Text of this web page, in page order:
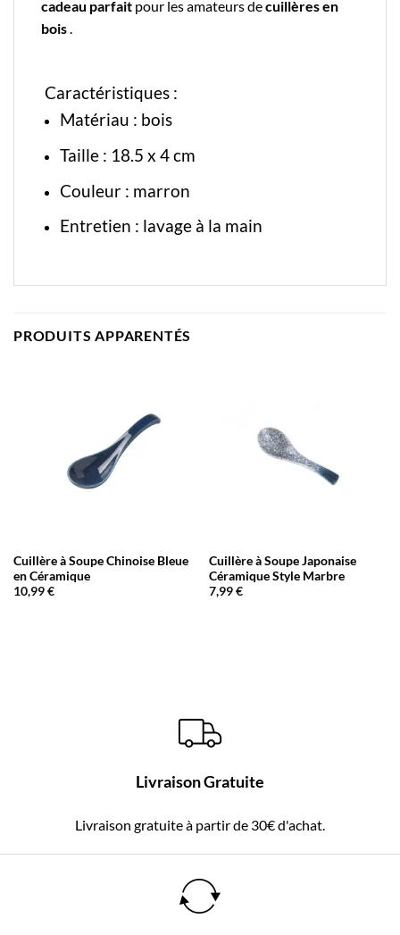
cadeau parfait pour les amateurs decuillères en
bois
Caractéristiques :
Matériau : bois
Taille : 18.5 x 4 cm
Couleur : marron
Entretien : lavage à la main
PRODUITS APPARENTÉS
Cuillère à Soupe Chinoise Bleue
en Céramique
10,99€
Cuillère à Soupe Japonaise
Céramique Style Marbre
7,99€
Livraison Gratuite
Livraison gratuite à partir de 30€ d'achat.